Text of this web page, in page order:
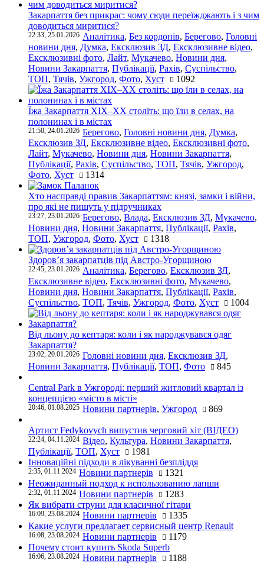
Закарпаття без прикрас: чому сюди переїжджають і з чим
доводиться миритися?
22:33, 25.01.2026 Аналітика, Без кордонів, Берегово, Головні
новини дня, Думка, Ексклюзив ЗД, Ексклюзивне відео,
Ексклюзивні фото, Лайт, Мукачево, Новини дня,
Новини Закарпаття, Публікації, Рахів, Суспільство,
ТОП, Тячів, Ужгород, Фото, Хуст 1092
Їжа Закарпаття ХІХ–ХХ століть: що їли в селах, на
полонинах і в містах
21:50, 24.01.2026 Берегово, Головні новини дня, Думка,
Ексклюзив ЗД, Ексклюзивне відео, Ексклюзивні фото,
Лайт, Мукачево, Новини дня, Новини Закарпаття,
Публікації, Рахів, Суспільство, ТОП, Тячів, Ужгород,
Фото, Хуст 1314
Хто насправді правив Закарпаттям: князі, замки і війни,
про які не пишуть у підручниках
23:27, 23.01.2026 Берегово, Влада, Ексклюзив ЗД, Мукачево,
Новини дня, Новини Закарпаття, Публікації, Рахів,
ТОП, Ужгород, Фото, Хуст 1318
Здоров’я закарпатців під Австро-Угорщиною
22:45, 23.01.2026 Аналітика, Берегово, Ексклюзив ЗД,
Ексклюзивне відео, Ексклюзивні фото, Мукачево,
Новини дня, Новини Закарпаття, Публікації, Рахів,
Суспільство, ТОП, Тячів, Ужгород, Фото, Хуст 1004
Від льону до кептаря: коли і як народжувався одяг
Закарпаття?
23:02, 20.01.2026 Головні новини дня, Ексклюзив ЗД,
Новини Закарпаття, Публікації, ТОП, Фото 845
Central Park в Ужгороді: перший житловий квартал із
концепцією «місто в місті»
20:46, 01.08.2025 Новини партнерів, Ужгород 869
Артист Fedykovych випустив черговий хіт (ВІДЕО)
22:24, 04.11.2024 Відео, Культура, Новини Закарпаття,
Публікації, ТОП, Хуст
1981
Інноваційні підходи в лікуванні безпліддя
2:35, 01.11.2024 Новини партнерів
1321
Неожиданный подход к использованию лапши
2:32, 01.11.2024 Новини партнерів
1283
Як вибрати струни для класичної гітари
16:09, 23.08.2024 Новини партнерів
1335
Какие услуги предлагает сервисный центр Renault
16:08, 23.08.2024 Новини партнерів
1179
Почему стоит купить Skoda Superb
16:06, 23.08.2024 Новини партнерів 1188